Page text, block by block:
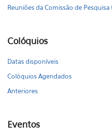
Reuniões da Comissão de Pesquisa
Colóquios
Datas disponíveis
Colóquios Agendados
Anteriores
Eventos